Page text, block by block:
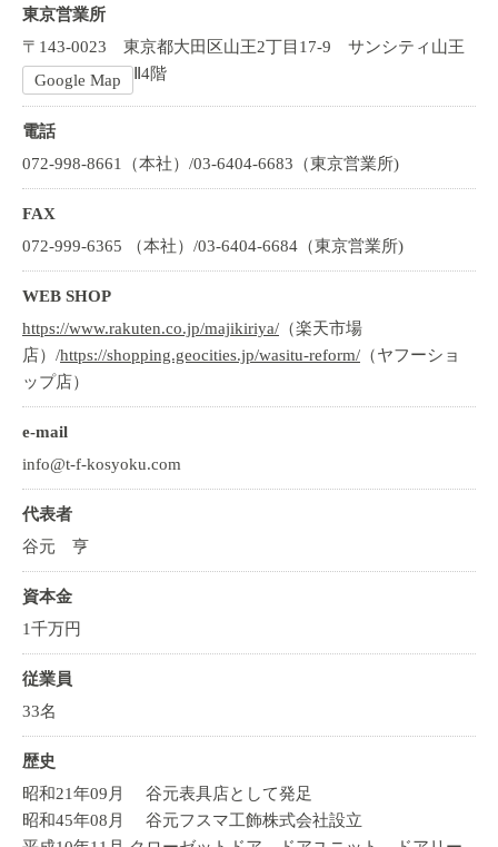
東京営業所
〒143-0023 東京都大田区山王2丁目17-9 サンシティ山王
Ⅱ4階
Google Map
電話
072-998-8661（本社）/03-6404-6683（東京営業所)
FAX
072-999-6365 （本社）/03-6404-6684（東京営業所)
WEB SHOP
https://www.rakuten.co.jp/majikiriya/ （楽天市場
店）/https://shopping.geocities.jp/wasitu-reform/ （ヤフーショ
ップ店）
e-mail
info@t-f-kosyoku.com
代表者
谷元 亨
資本金
1千万円
従業員
33名
歴史
昭和21年09月 谷元表具店として発足
昭和45年08月 谷元フスマ工飾株式会社設立